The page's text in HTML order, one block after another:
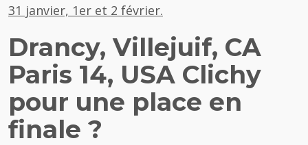
31 janvier, 1er et 2 février.
Drancy, Villejuif, CA
Paris 14, USA Clichy
pour une place en
finale ?